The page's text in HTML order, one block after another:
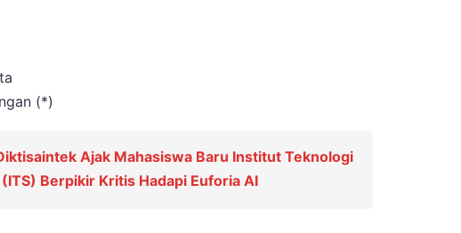
(*)
Ajak Mahasiswa Baru Institut Teknologi
Berpikir Kritis Hadapi Euforia AI